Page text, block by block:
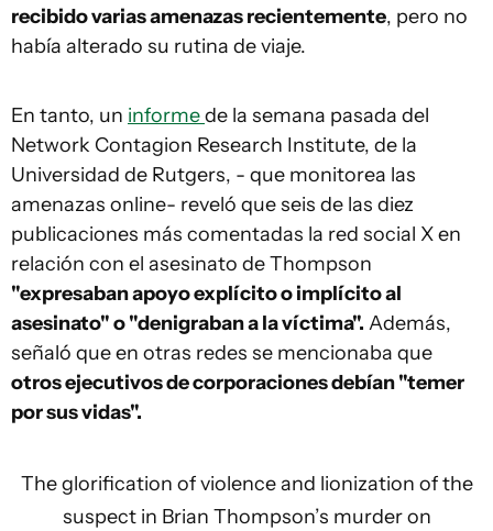
recibido varias amenazas recientemente, pero no
había alterado su rutina de viaje.
En tanto, un informede la semana pasada del
Network Contagion Research Institute, de la
Universidad de Rutgers, - que monitorea las
amenazas online- reveló que seis de las diez
publicaciones más comentadas la red social X en
relación con el asesinato de Thompson
"expresaban apoyo explícito o implícito al
asesinato" o "denigraban a la víctima". Además,
señaló que en otras redes se mencionaba que
otros ejecutivos de corporaciones debían "temer
por sus vidas".
The glorification of violence and lionization of the
suspect in Brian Thompson’s murder on